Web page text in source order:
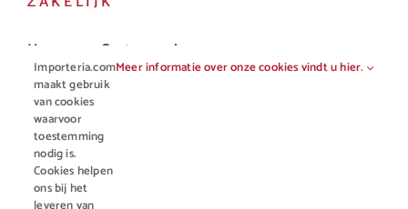
Horeca en Gastronomie
Vakhandel
Importeria.com
maakt gebruik
van cookies
waarvoor
toestemming
nodig is.
Cookies helpen
ons bij het
Meer informatie over onze cookies vindt u hier.